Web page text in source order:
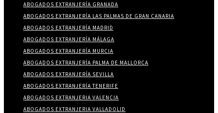
ABOGADOS EXTRANJERÍA GRANADA
ABOGADOS EXTRANJERÍA LAS PALMAS DE GRAN CANARIA
ABOGADOS EXTRANJERÍA MADRID
ABOGADOS EXTRANJERÍA MÁLAGA
ABOGADOS EXTRANJERÍA MURCIA
ABOGADOS EXTRANJERÍA PALMA DE MALLORCA
ABOGADOS EXTRANJERÍA SEVILLA
ABOGADOS EXTRANJERÍA TENERIFE
ABOGADOS EXTRANJERIA VALENCIA
ABOGADOS EXTRANJERIA VALLADOLID